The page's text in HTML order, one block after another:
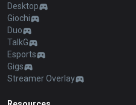
Desktop
Giochi
Duo
TalkG
Esports
Gigs
Streamer Overlay